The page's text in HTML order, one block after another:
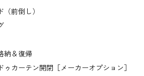
前倒し）
納＆復帰
カーテン開閉［メーカーオプション］